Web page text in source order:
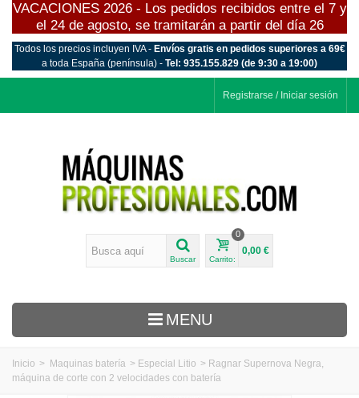
VACACIONES 2026 - Los pedidos recibidos entre el 7 y
el 24 de agosto, se tramitarán a partir del día 26
Todos los precios incluyen IVA - Envíos gratis en pedidos superiores a 69€
a toda España (península) - Tel: 935.155.829 (de 9:30 a 19:00)
Registrarse / Iniciar sesión
Buscar Carrito:
0
0,00 €
MENU
Inicio > Maquinas batería > Especial Litio > Ragnar Supernova Negra,
máquina de corte con 2 velocidades con batería